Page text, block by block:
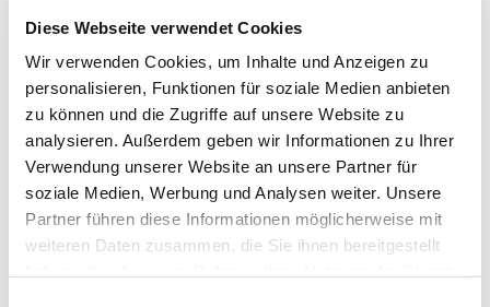
Diese Webseite verwendet Cookies
Wir verwenden Cookies, um Inhalte und Anzeigen zu
personalisieren, Funktionen für soziale Medien anbieten
zu können und die Zugriffe auf unsere Website zu
analysieren. Außerdem geben wir Informationen zu Ihrer
Verwendung unserer Website an unsere Partner für
soziale Medien, Werbung und Analysen weiter. Unsere
Partner führen diese Informationen möglicherweise mit
weiteren Daten zusammen, die Sie ihnen bereitgestellt
vier Wände bringen, sollten Lampen in diesem
Japanwelt hält zahllose Anregungen bereit, wie Sie
mit einer Stehlampe oder Tischlampe den
japanischen Stil Ihres Wohnbereiches perfekt
abrunden. Finden Sie hier einfach die passende
Tisch- oder Stehlampe
oder erwerben Sie
passende Schirme, die Ihrem Garten eine typisch
japanische Beleuchtung schenken.Die passenden